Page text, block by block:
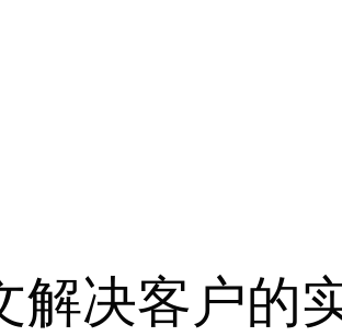
解决客户的